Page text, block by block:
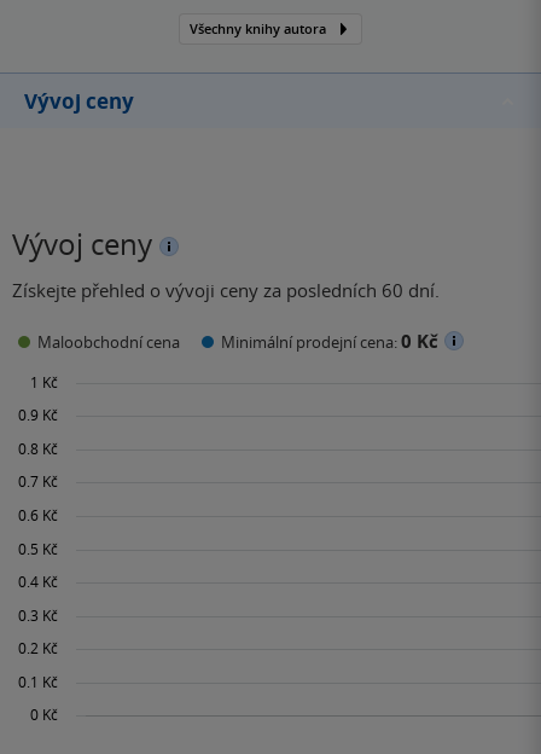
Všechny knihy autora
Vývoj ceny
Vývoj ceny
Získejte přehled o vývoji ceny za posledních 60 dní.
Maloobchodní cena Minimální prodejní cena:0 Kč